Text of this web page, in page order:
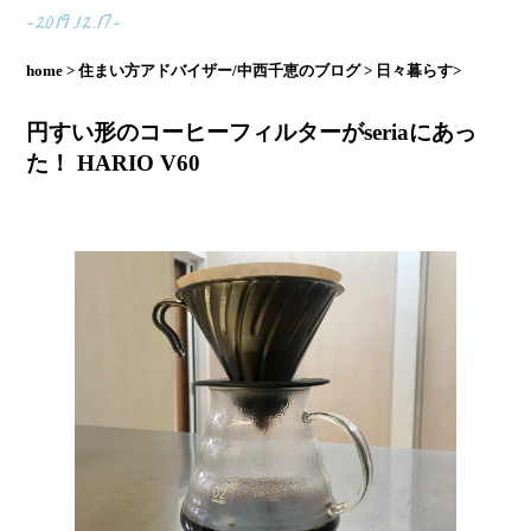
-2019.12.17-
home > 住まい方アドバイザー/中西千恵のブログ > 日々暮らす>
円すい形のコーヒーフィルターがseriaにあっ
た！ HARIO V60